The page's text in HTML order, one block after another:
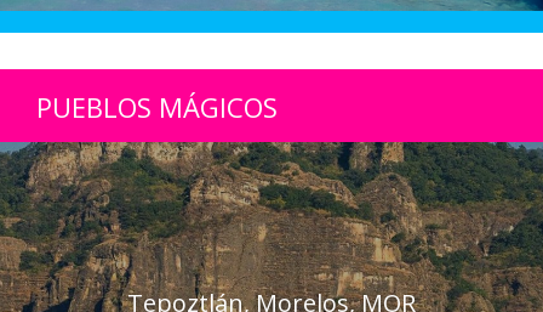
PUEBLOS MÁGICOS
Tepoztlán, Morelos, MOR